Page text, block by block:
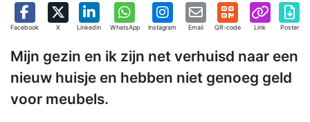
Facebook X Linkedin WhatsApp Instagram Email QR-code Link Poster
Mijn gezin en ik zijn net verhuisd naar een
nieuw huisje en hebben niet genoeg geld
voor meubels.